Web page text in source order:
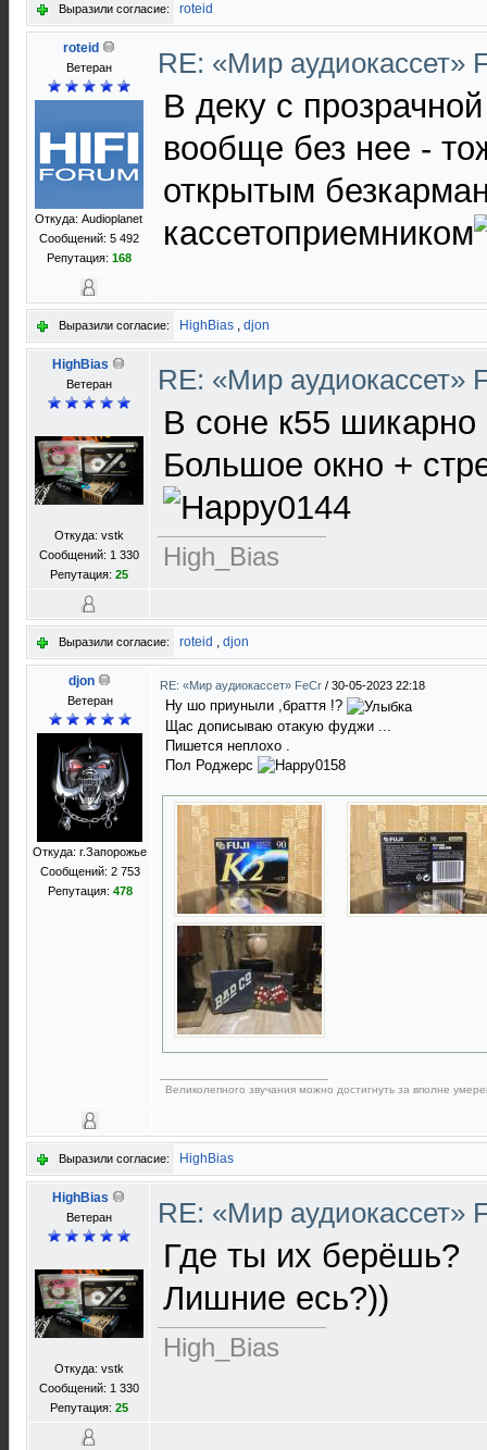
Выразили согласие: roteid
roteid
Ветеран
Откуда: Audioplanet
Сообщений: 5 492
Репутация: 168
RE: «Мир аудиокассет»
В деку с
вообще без нее -
открытым
кассетоприемником
Выразили согласие: HighBias , djon
HighBias
Ветеран
Откуда: vstk
Сообщений: 1 330
Репутация: 25
RE: «Мир аудиокассет»
В соне к55 шикарно
Большое окно +
High_Bias
Выразили согласие: roteid , djon
djon
Ветеран
Откуда: г.Запорожье
Сообщений: 2 753
Репутация: 478
RE: «Мир аудиокассет» FeCr / 30-05-2023 22:18
Ну шо приуныли ,браття !?
Щас дописываю отакую фуджи ...
Пишется неплохо .
Пол Роджерс
Великолепного звучания можно достигнуть за вполне
Выразили согласие: HighBias
HighBias
Ветеран
Откуда: vstk
Сообщений: 1 330
Репутация: 25
RE: «Мир аудиокассет»
Где ты их берёшь?
Лишние есь?))
High_Bias